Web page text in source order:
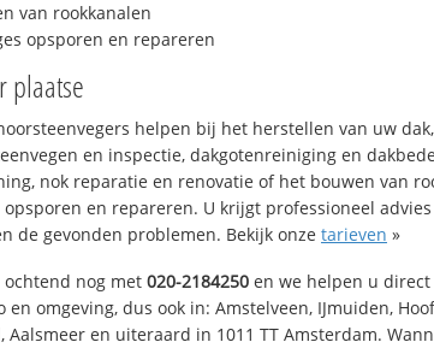
van rookkanalen
opsporen en repareren
plaatse
helpen bij het herstellen van uw dak,
en inspectie, dakgotenreiniging en
nok reparatie en renovatie of het bouwen van
opsporen en repareren. U krijgt professioneel
de gevonden problemen. Bekijk onze tarieven »
ochtend nog met 020-2184250 en we helpen u
en omgeving, dus ook in: Amstelveen, IJmuiden,
Aalsmeer en uiteraard in 1011 TT Amsterdam.